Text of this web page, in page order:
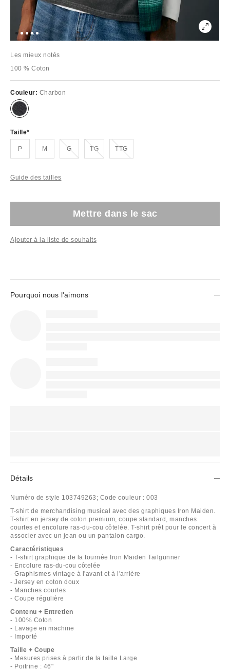
Les mieux notés
100 % Coton
Couleur: Charbon
Taille
P M GÉpuisé TGÉpuisé TTGÉpuisé
Guide des tailles
Mettre dans le sac
Ajouter à la liste de souhaits
Pourquoi nous l'aimons
Détails
Numéro de style 103749263; Code couleur : 003
T-shirt de merchandising musical avec des graphiques Iron Maiden.
T-shirt en jersey de coton premium, coupe standard, manches
courtes et encolure ras-du-cou côtelée. T-shirt prêt pour le concert à
associer avec un jean ou un pantalon cargo.
Caractéristiques
- T-shirt graphique de la tournée Iron Maiden Tailgunner
- Encolure ras-du-cou côtelée
- Graphismes vintage à l'avant et à l'arrière
- Jersey en coton doux
- Manches courtes
- Coupe régulière
Contenu + Entretien
- 100% Coton
- Lavage en machine
- Importé
Taille + Coupe
- Mesures prises à partir de la taille Large
- Poitrine : 46"